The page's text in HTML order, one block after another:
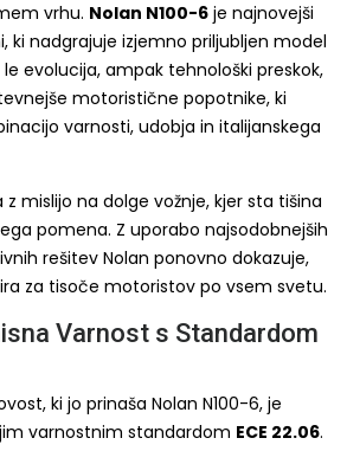
vrhu. Nolan N100-6 je najnovejši
ki nadgrajuje izjemno priljubljen model
le evolucija, ampak tehnološki preskok,
motoristične popotnike, ki
varnosti, udobja in italijanskega
z mislijo na dolge vožnje, kjer sta tišina
pomena. Z uporabo najsodobnejših
rešitev Nolan ponovno dokazuje,
za tisoče motoristov po vsem svetu.
Varnost s Standardom
ki jo prinaša Nolan N100-6, je
varnostnim standardom ECE 22.06.